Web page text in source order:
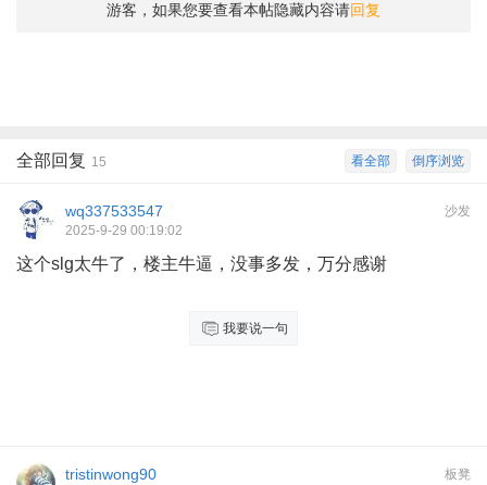
游客，如果您要查看本帖隐藏内容请回复
倒序浏览
看全部
全部回复 15
沙发
wq337533547
2025-9-29 00:19:02
这个slg太牛了，楼主牛逼，没事多发，万分感谢
我要说一句
板凳
tristinwong90